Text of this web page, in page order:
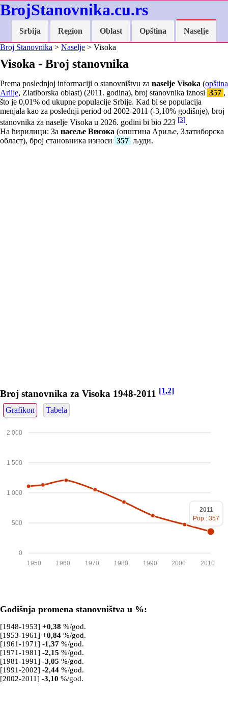
BrojStanovnika.cu.rs
Srbija Region Oblast Opština
Naselje
Broj Stanovnika > Naselje > Visoka
Visoka - Broj stanovnika
Prema poslednjoj informaciji o stanovništvu za naselje Visoka (opština
Arilje, Zlatiborska oblast) (2011. godina), broj stanovnika iznosi 357 ,
što je 0,01% od ukupne populacije Srbije. Kad bi se populacija
menjala kao za poslednji period od 2002-2011 (-3,10% godišnje), broj
stanovnika za naselje Visoka u 2026. godini bi bio 223 [3].
На ћирилици: За насеље Висока (општина Ариље, Златиборска
област), број становника износи 357 људи.
Broj stanovnika za Visoka 1948-2011 [1,2]
Grafikon Tabela
0
500
1 000
1 500
2 000
2010
2000
1990
1980
1970
1960
1950
2011
Pop.: 357
Godišnja promena stanovništva u %:
[1948-1953] +0,38 %/god.
[1953-1961] +0,84 %/god.
[1961-1971] -1,37 %/god.
[1971-1981] -2,15 %/god.
[1981-1991] -3,05 %/god.
[1991-2002] -2,44 %/god.
[2002-2011] -3,10 %/god.